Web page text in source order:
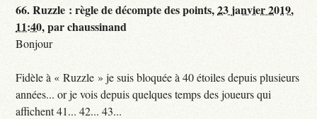
66.Ruzzle : règle de décompte des points,23 janvier 2019,
11:40,parchaussinand
Bonjour
Fidèle à « Ruzzle » je suis bloquée à 40 étoiles depuis plusieurs
années... or je vois depuis quelques temps des joueurs qui
affichent 41... 42... 43...